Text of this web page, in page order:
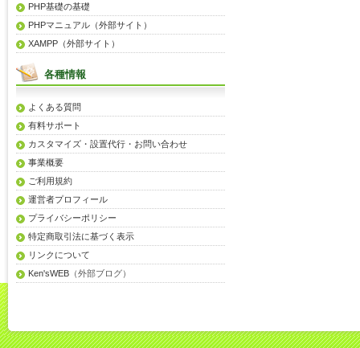
PHP基礎の基礎
PHPマニュアル（外部サイト）
XAMPP（外部サイト）
各種情報
よくある質問
有料サポート
カスタマイズ・設置代行・お問い合わせ
事業概要
ご利用規約
運営者プロフィール
プライバシーポリシー
特定商取引法に基づく表示
リンクについて
Ken'sWEB （外部ブログ）